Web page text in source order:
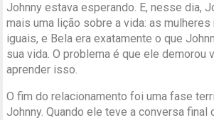
Johnny estava esperando. E, nesse dia,
mais uma lição sobre a vida: as
iguais, e Bela era exatamente o que
sua vida. O problema é que ele demorou
aprender isso.
O fim do relacionamento foi uma fase
Johnny. Quando ele teve a conversa final